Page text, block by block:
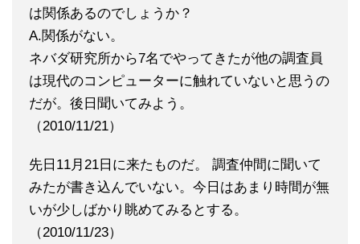
は関係あるのでしょうか？
A.関係がない。
ネバダ研究所から7名でやってきたが他の調査員
は現代のコンピューターに触れていないと思うの
だが。後日聞いてみよう。
（2010/11/21）
先日11月21日に来たものだ。 調査仲間に聞いて
みたが書き込んでいない。今日はあまり時間が無
いが少しばかり眺めてみるとする。
（2010/11/23）